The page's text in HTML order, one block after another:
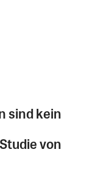
sind kein
von